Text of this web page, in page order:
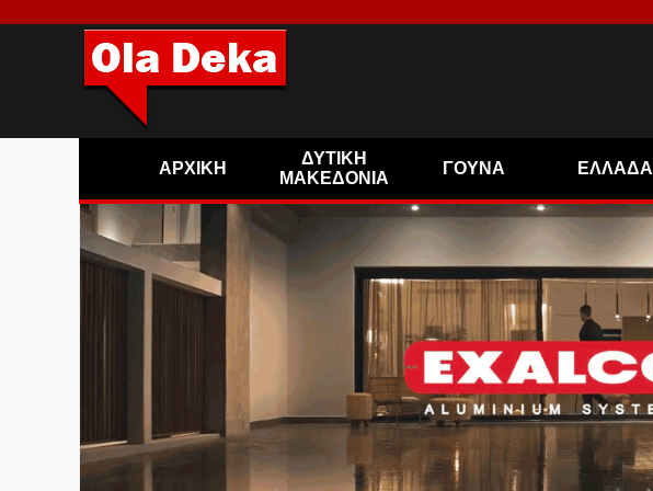
ΑΡΧΙΚΗ
ΔΥΤΙΚΗ
ΜΑΚΕΔΟΝΙΑ
ΓΟΥΝΑ ΕΛΛΑΔΑ